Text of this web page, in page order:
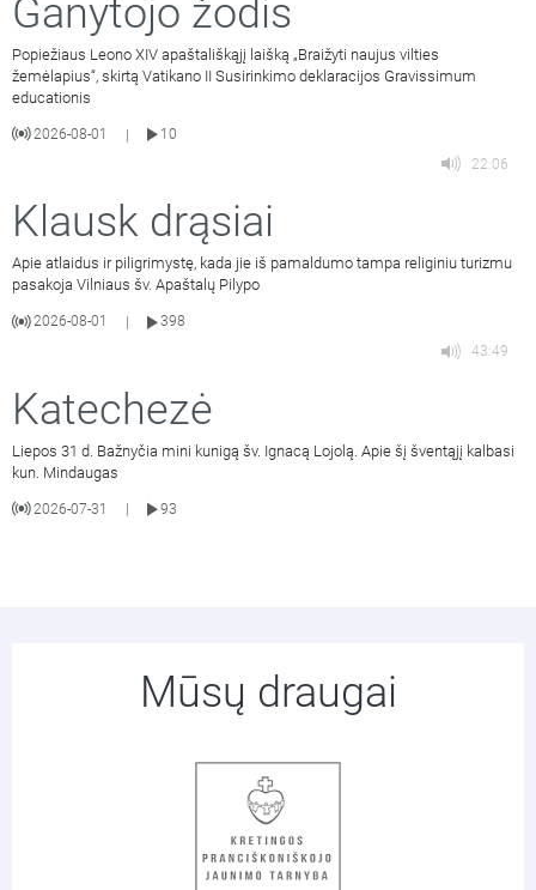
Ganytojo žodis
Popiežiaus Leono XIV apaštališkąjį laišką „Braižyti naujus vilties
žemėlapius“, skirtą Vatikano II Susirinkimo deklaracijos Gravissimum
educationis
2026-08-01 |
10
22:06
Klausk drąsiai
Apie atlaidus ir piligrimystę, kada jie iš pamaldumo tampa religiniu turizmu
pasakoja Vilniaus šv. Apaštalų Pilypo
2026-08-01
398
43:49
Katechezė
Liepos 31 d. Bažnyčia mini kunigą šv. Ignacą Lojolą. Apie šį šventąjį kalbasi
kun. Mindaugas
2026-07-31 93
Mūsų draugai